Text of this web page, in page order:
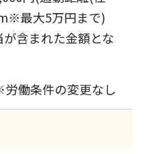
最大5万円まで)
含まれた金額とな
働条件の変更なし